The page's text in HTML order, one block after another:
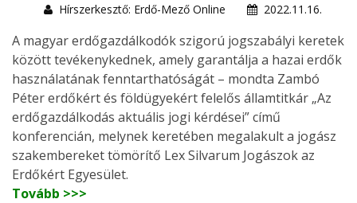
Hírszerkesztő: Erdő-Mező Online 2022.11.16.
A magyar erdőgazdálkodók szigorú jogszabályi keretek
között tevékenykednek, amely garantálja a hazai erdők
használatának fenntarthatóságát – mondta Zambó
Péter erdőkért és földügyekért felelős államtitkár „Az
erdőgazdálkodás aktuális jogi kérdései” című
konferencián, melynek keretében megalakult a jogász
szakembereket tömörítő Lex Silvarum Jogászok az
Erdőkért Egyesület.
Tovább >>>